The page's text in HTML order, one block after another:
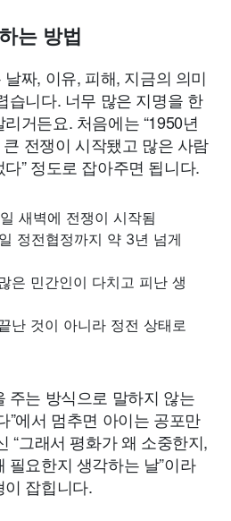
는 방법
짜, 이유, 피해, 지금의 의미
습니다. 너무 많은 지명을 한
거든요. 처음에는 “1950년
전쟁이 시작됐고 많은 사람
” 정도로 잡아주면 됩니다.
새벽에 전쟁이 시작됨
정전협정까지 약 3년 넘게
은 민간인이 다치고 피난 생
난 것이 아니라 정전 상태로
주는 방식으로 말하지 않는
”에서 멈추면 아이는 공포만
“그래서 평화가 왜 소중한지,
필요한지 생각하는 날”이라
잡힙니다.